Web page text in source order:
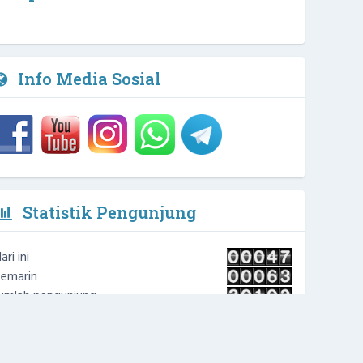
2 / 4
NIPD :
Info Media Sosial
Statistik Pengunjung
ini
pengunjung